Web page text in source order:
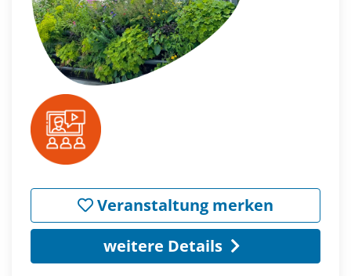
Veranstaltung merken
weitere Details